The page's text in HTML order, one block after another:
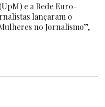
e a Rede Euro-
lançaram o
no Jornalismo”,